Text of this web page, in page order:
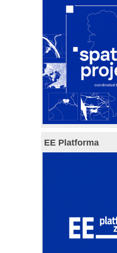
EE Platforma